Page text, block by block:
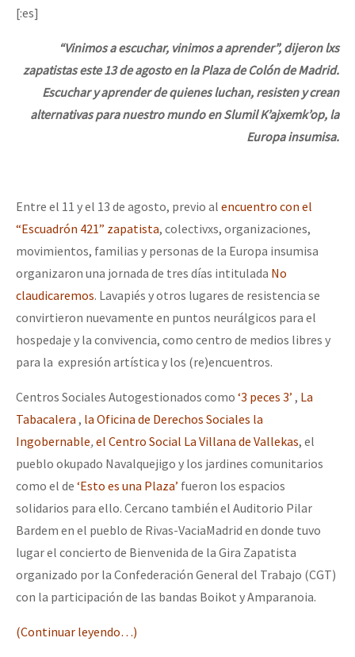
[:es]
“Vinimos a escuchar, vinimos a aprender”, dijeron lxs
zapatistas este 13 de agosto en la Plaza de Colón de Madrid.
Escuchar y aprender de quienes luchan, resisten y crean
alternativas para nuestro mundo en Slumil K’ajxemk’op, la
Europa insumisa.
Entre el 11 y el 13 de agosto, previo al encuentro con el
“Escuadrón 421” zapatista, colectivxs, organizaciones,
movimientos, familias y personas de la Europa insumisa
organizaron una jornada de tres días intitulada No
claudicaremos. Lavapiés y otros lugares de resistencia se
convirtieron nuevamente en puntos neurálgicos para el
hospedaje y la convivencia, como centro de medios libres y
para la expresión artística y los (re)encuentros.
Centros Sociales Autogestionados como ‘3 peces 3’ , La
Tabacalera , la Oficina de Derechos Sociales la
Ingobernable,el Centro Social La Villana de Vallekas, el
pueblo okupado Navalquejigo y los jardines comunitarios
como el de ‘Esto es una Plaza’ fueron los espacios
solidarios para ello. Cercano también el Auditorio Pilar
Bardem en el pueblo de Rivas-VaciaMadrid en donde tuvo
lugar el concierto de Bienvenida de la Gira Zapatista
organizado por la Confederación General del Trabajo (CGT)
con la participación de las bandas Boikot y Amparanoia.
(Continuar leyendo…)